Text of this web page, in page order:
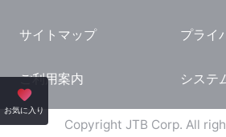
お気に入り
熱海 ホテル
京都 ホテル
大阪 ホテル
旅行・観光情報
サイトマップ プライ
ご利用案内 システ
Copyright JTB Corp. All